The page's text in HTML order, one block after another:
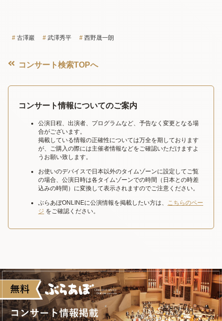
古澤巖 武澤秀平 西野晟一朗
コンサート検索TOPへ
コンサート情報についてのご案内
公演日程、出演者、プログラムなど、予告なく変更となる場
合がございます。
掲載している情報の正確性については万全を期しております
が、ご購入の際には主催者情報などをご確認いただけますよ
うお願い致します。
お使いのデバイスで日本以外のタイムゾーンに設定してご覧
の場合、公演日時は各タイムゾーンでの時間（日本との時差
込みの時間）に変換して表示されますのでご注意ください。
ぶらあぼONLINEに公演情報を掲載したい方は、 こちらのペー
ジ をご確認ください。